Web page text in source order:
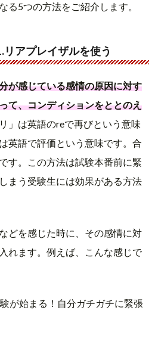
る5つの方法をご紹介します。
アプレイザルを使う
が感じている感情の原因に対す
て、コンディションをととのえ
」は英語のreで再びという意味
英語で評価という意味です。合
す。この方法は試験本番前に緊
まう受験生には効果がある方法
どを感じた時に、その感情に対
れます。例えば、こんな感じで
が始まる！自分ガチガチに緊張